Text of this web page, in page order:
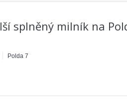
splněný milník na
Polda 7